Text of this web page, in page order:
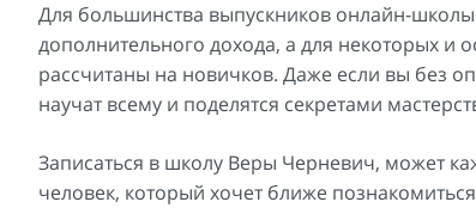
Для большинства выпускников онлайн-
дополнительного дохода, а для некоторых и
рассчитаны на новичков. Даже если вы без
научат всему и поделятся секретами
Записаться в школу Веры Черневич, может
человек, который хочет ближе